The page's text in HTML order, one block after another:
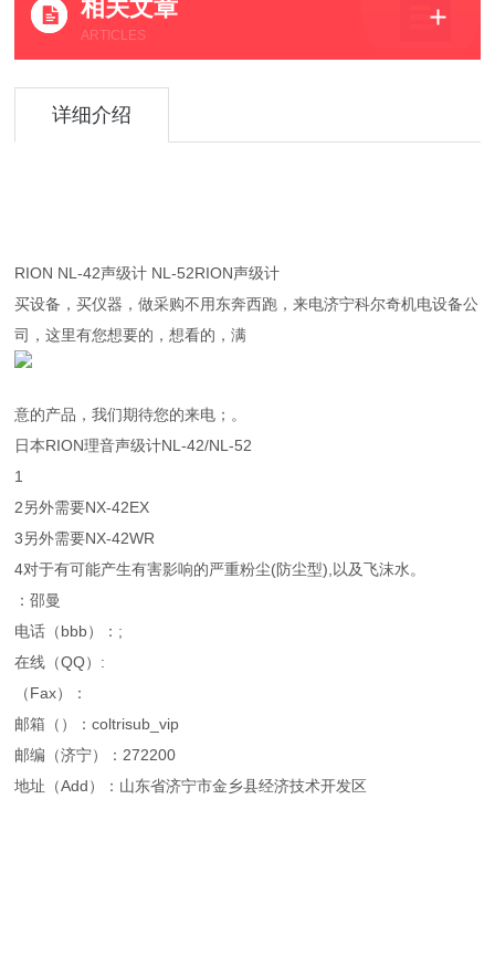
相关文章
ARTICLES
详细介绍
RION NL-42声级计 NL-52RION声级计
买设备，买仪器，做采购不用东奔西跑，来电济宁科尔奇机电设备公
司，这里有您想要的，想看的，满
意的产品，我们期待您的来电；。
日本RION理音声级计NL-42/NL-52
1
2另外需要NX-42EX
3另外需要NX-42WR
4对于有可能产生有害影响的严重粉尘(防尘型),以及飞沫水。
：邵曼
电话（bbb）：;
在线（QQ）:
（Fax）：
邮箱（）：coltrisub_vip
邮编（济宁）：272200
地址（Add）：山东省济宁市金乡县经济技术开发区